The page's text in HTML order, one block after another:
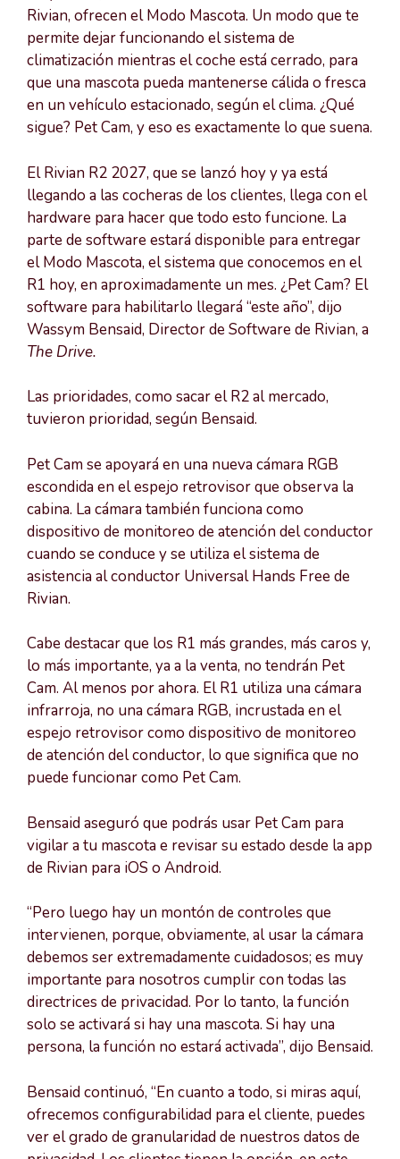
Rivian, ofrecen el Modo Mascota. Un modo que te
permite dejar funcionando el sistema de
climatización mientras el coche está cerrado, para
que una mascota pueda mantenerse cálida o fresca
en un vehículo estacionado, según el clima. ¿Qué
sigue? Pet Cam, y eso es exactamente lo que suena.
El Rivian R2 2027, que se lanzó hoy y ya está
llegando a las cocheras de los clientes, llega con el
hardware para hacer que todo esto funcione. La
parte de software estará disponible para entregar
el Modo Mascota, el sistema que conocemos en el
R1 hoy, en aproximadamente un mes. ¿Pet Cam? El
software para habilitarlo llegará “este año”, dijo
Wassym Bensaid, Director de Software de Rivian, a
The Drive.
Las prioridades, como sacar el R2 al mercado,
tuvieron prioridad, según Bensaid.
Pet Cam se apoyará en una nueva cámara RGB
escondida en el espejo retrovisor que observa la
cabina. La cámara también funciona como
dispositivo de monitoreo de atención del conductor
cuando se conduce y se utiliza el sistema de
asistencia al conductor Universal Hands Free de
Rivian.
Cabe destacar que los R1 más grandes, más caros y,
lo más importante, ya a la venta, no tendrán Pet
Cam. Al menos por ahora. El R1 utiliza una cámara
infrarroja, no una cámara RGB, incrustada en el
espejo retrovisor como dispositivo de monitoreo
de atención del conductor, lo que significa que no
puede funcionar como Pet Cam.
Bensaid aseguró que podrás usar Pet Cam para
vigilar a tu mascota e revisar su estado desde la app
de Rivian para iOS o Android.
“Pero luego hay un montón de controles que
intervienen, porque, obviamente, al usar la cámara
debemos ser extremadamente cuidadosos; es muy
importante para nosotros cumplir con todas las
directrices de privacidad. Por lo tanto, la función
solo se activará si hay una mascota. Si hay una
persona, la función no estará activada”, dijo Bensaid.
Bensaid continuó, “En cuanto a todo, si miras aquí,
ofrecemos configurabilidad para el cliente, puedes
ver el grado de granularidad de nuestros datos de